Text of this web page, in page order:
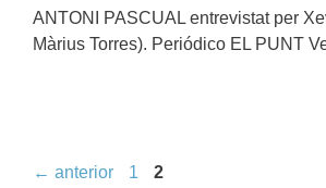
ANTONI PASCUAL entrevistat per
Màrius Torres). Periódico EL PUNT
← anterior Pàgina
1 Pàgina
2